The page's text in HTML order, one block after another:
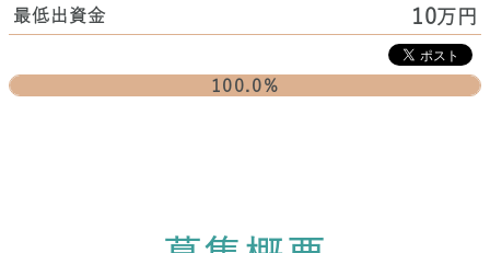
最低出資金 10万円
100.0%